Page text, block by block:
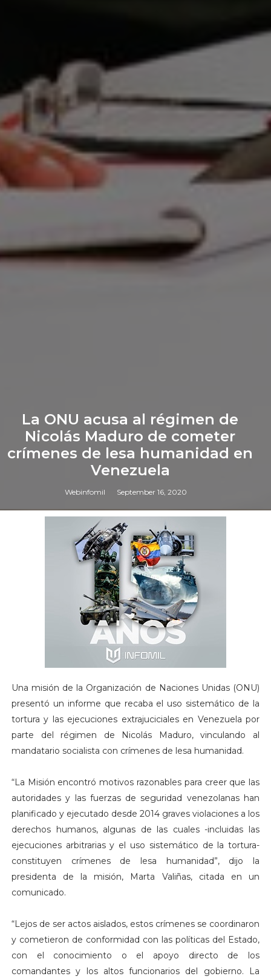
La ONU acusa al régimen de
Nicolás Maduro de cometer
crímenes de lesa humanidad en
Venezuela
Webinfomil September 16, 2020
Una misión de la Organización de Naciones Unidas (ONU)
presentó un informe que recaba el uso sistemático de la
tortura y las ejecuciones extrajuciciales en Venezuela por
parte del régimen de Nicolás Maduro, vinculando al
mandatario socialista con crímenes de lesa humanidad.
“La Misión encontró motivos razonables para creer que las
autoridades y las fuerzas de seguridad venezolanas han
planificado y ejecutado desde 2014 graves violaciones a los
derechos humanos, algunas de las cuales -incluidas las
ejecuciones arbitrarias y el uso sistemático de la tortura-
constituyen crímenes de lesa humanidad”, dijo la
presidenta de la misión, Marta Valiñas, citada en un
comunicado.
“Lejos de ser actos aislados, estos crímenes se coordinaron
y cometieron de conformidad con las políticas del Estado,
con el conocimiento o el apoyo directo de los
comandantes y los altos funcionarios del gobierno. La